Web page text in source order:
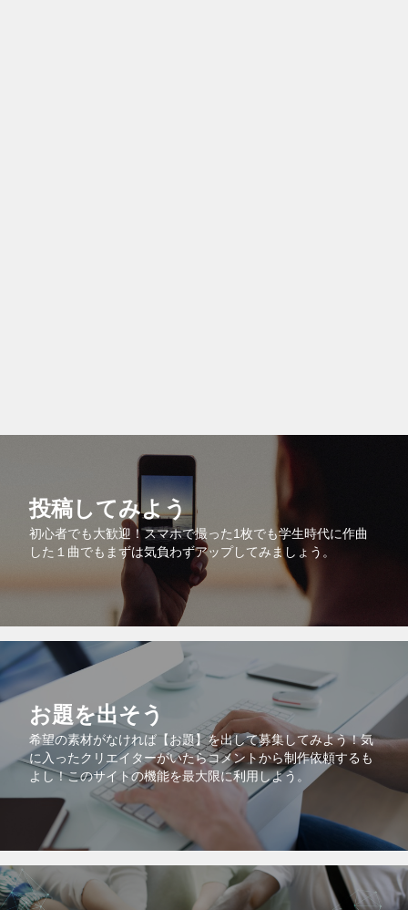
投稿してみよう
初心者でも大歓迎！スマホで撮った1枚でも学生時代に作曲
した１曲でもまずは気負わずアップしてみましょう。
お題を出そう
希望の素材がなければ【お題】を出して募集してみよう！気
に入ったクリエイターがいたらコメントから制作依頼するも
よし！このサイトの機能を最大限に利用しよう。